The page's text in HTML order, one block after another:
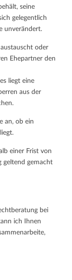
seine
gelegentlich
unverändert.
oder
Ehepartner den
liegt eine
aus der
an, ob ein
einer Frist von
geltend gemacht
bei
ich Ihnen